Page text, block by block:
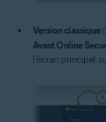
Version classique
Avast Online
l’écran principal